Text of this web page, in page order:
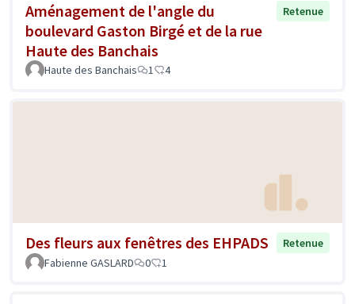
Aménagement de l'angle du
boulevard Gaston Birgé et de la rue
Haute des Banchais
Retenue
Haute des Banchais 1 4
Des fleurs aux fenêtres des EHPADS
Retenue
Fabienne GASLARD
0 1